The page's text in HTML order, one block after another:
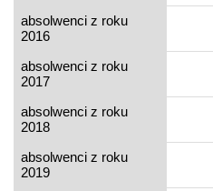
absolwenci z roku
2016
absolwenci z roku
2017
absolwenci z roku
2018
absolwenci z roku
2019